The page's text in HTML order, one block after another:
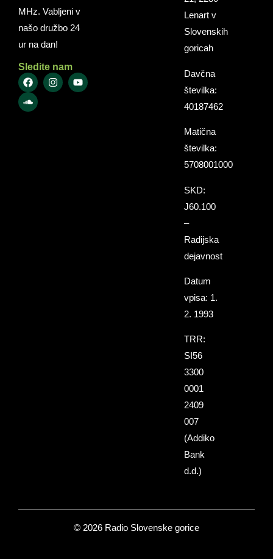
MHz. Vabljeni v
našo družbo 24
ur na dan!
Sledite nam
Lenart v
Slovenskih
goricah
Davčna
številka:
40187462
Matična
številka:
5708001000
SKD:
J60.100
–
Radijska
dejavnost
Datum
vpisa: 1.
2. 1993
TRR:
SI56
3300
0001
2409
007
(Addiko
Bank
d.d.)
© 2026 Radio Slovenske gorice